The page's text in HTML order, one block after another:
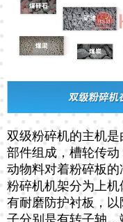
双级粉碎机的主机
部件组成，槽轮传
动物料对着粉碎板
粉碎机机架分为上
有耐磨防护衬板，